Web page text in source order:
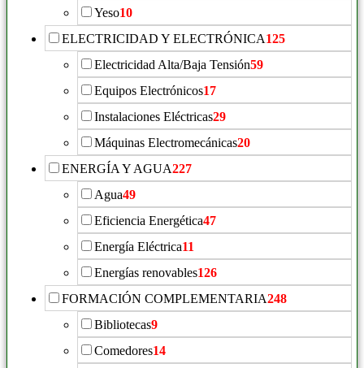
Yeso10
ELECTRICIDAD Y ELECTRÓNICA125
Electricidad Alta/Baja Tensión59
Equipos Electrónicos17
Instalaciones Eléctricas29
Máquinas Electromecánicas20
ENERGÍA Y AGUA227
Agua49
Eficiencia Energética47
Energía Eléctrica11
Energías renovables126
FORMACIÓN COMPLEMENTARIA248
Bibliotecas9
Comedores14